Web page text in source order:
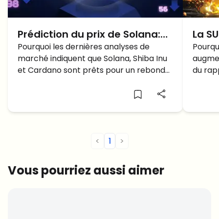
Prédiction du prix de Solana:
SOL dépassera-t-il les 200$ ?
Pourquoi les dernières analyses de
marché indiquent que Solana, Shiba Inu
et Cardano sont prêts pour un rebond
les signaux d'achat et atteindre un
La
du
< 1 >
Vous pourriez aussi aimer